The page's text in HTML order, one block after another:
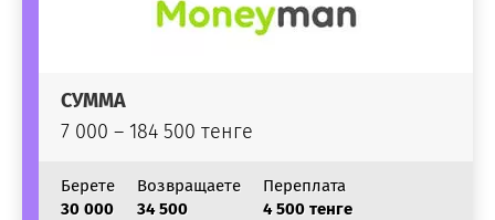
СУММА
7 000 – 184 500 тенге
Берете
30 000
Возвращаете
34 500
Переплата
4 500 тенге